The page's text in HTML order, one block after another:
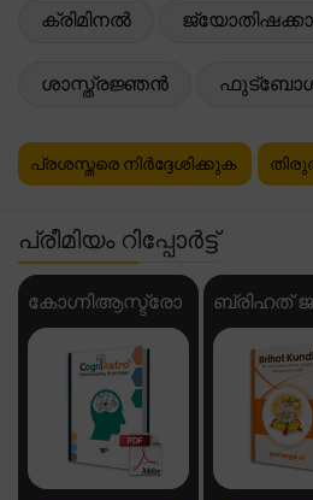
ക്രിമിനൽ
ശാസ്ത്രജ്ഞൻ
പ്രശസ്തരെ നിർദ്ദേശിക്കുക
പ്രീമിയം റിപ്പോർട്ട്
കോഗ്നിആസ്ട്രോ ബ്രിഹത്